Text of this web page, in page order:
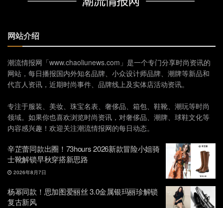
网站介绍
潮流情报网「www.chaoliunews.com」是一个专门分享时尚资讯的
网站，每日播报国内外知名品牌、小众设计师品牌、潮牌等新品和
代言人资讯，近期时尚事件、品牌线上及实体店活动资讯。
专注于服装、美妆、珠宝名表、奢侈品、箱包、鞋靴、潮玩等时尚
领域。如果你也喜欢浏览时尚资讯，对奢侈品、潮牌、球鞋文化等
内容感兴趣！欢迎关注潮流情报网的每日动态。
辛芷蕾同款出圈！73hours 2026新款冒险小姐骑
士靴解锁早秋穿搭新思路
2026年8月7日
杨幂同款！思加图爱丽丝 3.0金属银玛丽珍解锁
复古新风